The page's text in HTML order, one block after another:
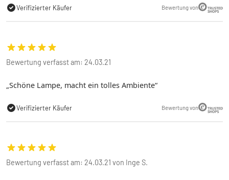
Verifizierter Käufer Bewertung von
Bewertung verfasst am: 24.03.21
Schöne Lampe, macht ein tolles Ambiente
Verifizierter Käufer Bewertung von
Bewertung verfasst am: 24.03.21 von Inge S.